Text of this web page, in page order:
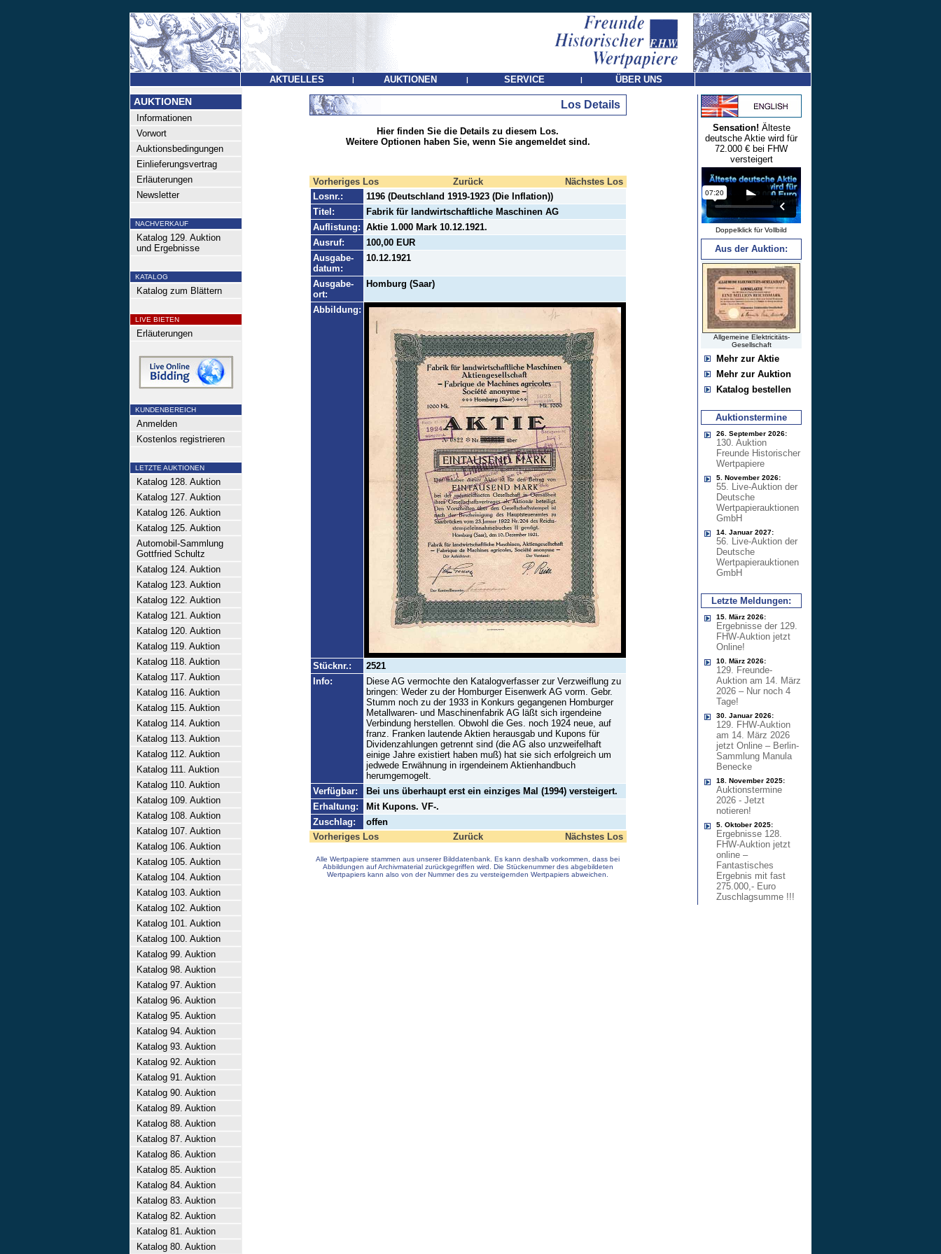
AKTUELLES | AUKTIONEN | SERVICE | ÜBER UNS
AUKTIONEN
Informationen
Vorwort
Auktionsbedingungen
Einlieferungsvertrag
Erläuterungen
Newsletter
NACHVERKAUF
Katalog 129. Auktion
und Ergebnisse
KATALOG
Katalog zum Blättern
LIVE BIETEN
Erläuterungen
KUNDENBEREICH
Anmelden
Kostenlos registrieren
LETZTE AUKTIONEN
Katalog 128. Auktion
Katalog 127. Auktion
Katalog 126. Auktion
Katalog 125. Auktion
Automobil-Sammlung
Gottfried Schultz
Katalog 124. Auktion
Katalog 123. Auktion
Katalog 122. Auktion
Katalog 121. Auktion
Katalog 120. Auktion
Katalog 119. Auktion
Katalog 118. Auktion
Katalog 117. Auktion
Katalog 116. Auktion
Katalog 115. Auktion
Katalog 114. Auktion
Katalog 113. Auktion
Katalog 112. Auktion
Katalog 111. Auktion
Katalog 110. Auktion
Katalog 109. Auktion
Katalog 108. Auktion
Katalog 107. Auktion
Katalog 106. Auktion
Katalog 105. Auktion
Katalog 104. Auktion
Katalog 103. Auktion
Katalog 102. Auktion
Katalog 101. Auktion
Katalog 100. Auktion
Katalog 99. Auktion
Katalog 98. Auktion
Katalog 97. Auktion
Katalog 96. Auktion
Katalog 95. Auktion
Katalog 94. Auktion
Katalog 93. Auktion
Katalog 92. Auktion
Katalog 91. Auktion
Katalog 90. Auktion
Katalog 89. Auktion
Katalog 88. Auktion
Katalog 87. Auktion
Katalog 86. Auktion
Katalog 85. Auktion
Katalog 84. Auktion
Katalog 83. Auktion
Katalog 82. Auktion
Katalog 81. Auktion
Katalog 80. Auktion
Los Details
Hier finden Sie die Details zu diesem Los.
Weitere Optionen haben Sie, wenn Sie angemeldet sind.
Vorheriges Los Zurück
Nächstes Los
Losnr.:
1196 (Deutschland 1919-1923 (Die Inflation))
Titel:
Fabrik für landwirtschaftliche Maschinen AG
Auflistung: Aktie 1.000 Mark 10.12.1921.
Ausruf:
100,00 EUR
Ausgabe-
datum:
10.12.1921
Ausgabe-
ort:
Homburg (Saar)
Abbildung:
Stücknr.:
2521
Info:
Diese AG vermochte den Katalogverfasser zur Verzweiflung zu
bringen: Weder zu der Homburger Eisenwerk AG vorm. Gebr.
Stumm noch zu der 1933 in Konkurs gegangenen Homburger
Metallwaren- und Maschinenfabrik AG läßt sich irgendeine
Verbindung herstellen. Obwohl die Ges. noch 1924 neue, auf
franz. Franken lautende Aktien herausgab und Kupons für
Dividenzahlungen getrennt sind (die AG also unzweifelhaft
einige Jahre existiert haben muß) hat sie sich erfolgreich um
jedwede Erwähnung in irgendeinem Aktienhandbuch
herumgemogelt.
Verfügbar:
Bei uns überhaupt erst ein einziges Mal (1994) versteigert.
Erhaltung:
Mit Kupons. VF-.
Zuschlag:
offen
Vorheriges Los
Zurück Nächstes Los
Alle Wertpapiere stammen aus unserer Bilddatenbank. Es kann deshalb vorkommen, dass bei
Abbildungen auf Archivmaterial zurückgegriffen wird. Die Stückenummer des abgebildeten
Wertpapiers kann also von der Nummer des zu versteigernden Wertpapiers abweichen.
Sensation! Älteste
deutsche Aktie wird für
72.000 € bei FHW
versteigert
Doppelklick für Vollbild
Aus der Auktion:
Allgemeine Elektricitäts-
Gesellschaft
Mehr zur Aktie
Mehr zur Auktion
Katalog bestellen
Auktionstermine
26. September 2026:
130. Auktion
Freunde Historischer
Wertpapiere
5. November 2026:
55. Live-Auktion der
Deutsche
Wertpapierauktionen
GmbH
14. Januar 2027:
56. Live-Auktion der
Deutsche
Wertpapierauktionen
GmbH
Letzte Meldungen:
15. März 2026:
Ergebnisse der 129.
FHW-Auktion jetzt
Online!
10. März 2026:
129. Freunde-
Auktion am 14. März
2026 – Nur noch 4
Tage!
30. Januar 2026:
129. FHW-Auktion
am 14. März 2026
jetzt Online – Berlin-
Sammlung Manula
Benecke
18. November 2025:
Auktionstermine
2026 - Jetzt
notieren!
5. Oktober 2025:
Ergebnisse 128.
FHW-Auktion jetzt
online –
Fantastisches
Ergebnis mit fast
275.000,- Euro
Zuschlagsumme !!!